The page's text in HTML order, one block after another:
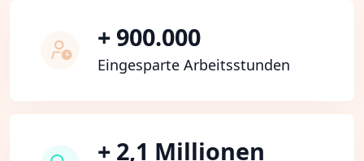
+ 900.000
Eingesparte Arbeitsstunden
+ 2,1 Millionen